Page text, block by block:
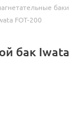
баки
FOT-200
бак Iwata